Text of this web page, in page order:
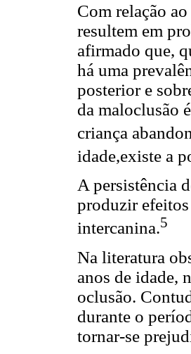
Com relação
resultem em
afirmado que,
há uma
posterior e
da maloclusão
criança
idade,existe a
A persistência
produzir
intercanina.5
Na literatura
anos de idade,
oclusão.
durante o
tornar-se